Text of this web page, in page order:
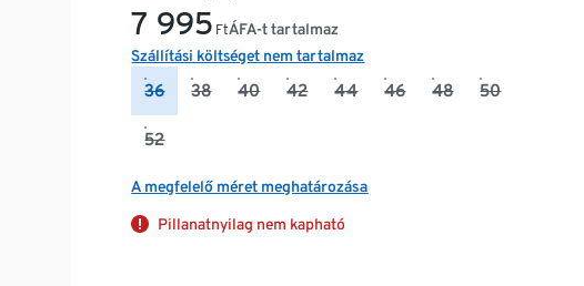
7 995 FtÁFA-t tartalmaz
Szállítási költséget nem tartalmaz
36 38 40 42 44 46 48 50
52
A megfelelő méret meghatározása
Pillanatnyilag nem kapható